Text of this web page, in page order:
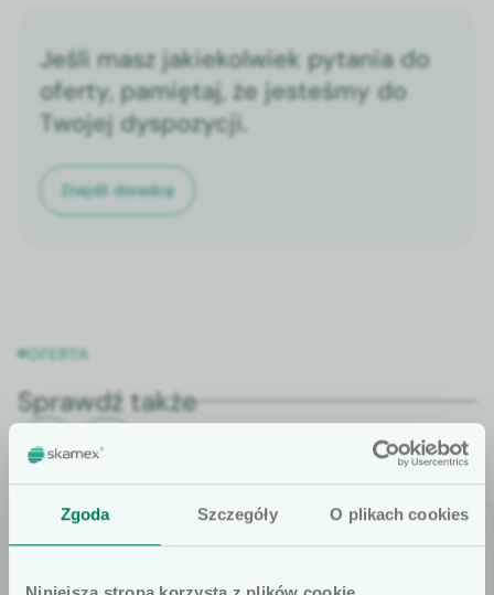
Zgoda Szczegóły O plikach cookies
Jeśli masz jakiekolwiek pytania do
oferty, pamiętaj, że jesteśmy do
Twojej dyspozycji.
Znajdź doradcę
OFERTA
Sprawdź także